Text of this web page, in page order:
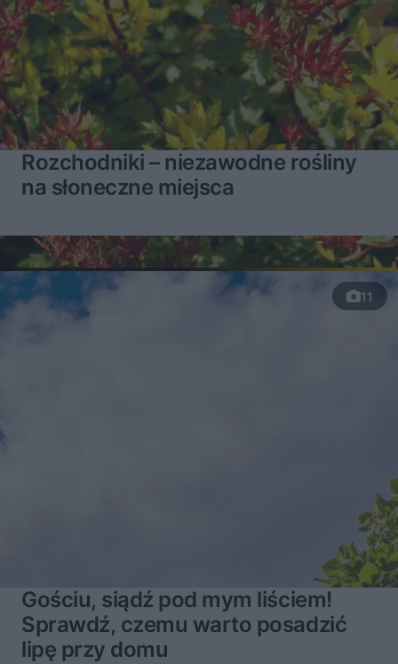
Rozchodniki – niezawodne rośliny
na słoneczne miejsca
11
Gościu, siądź pod mym liściem!
Sprawdź, czemu warto posadzić
lipę przy domu